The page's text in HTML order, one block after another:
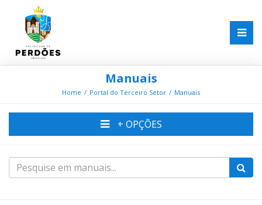
Manuais
Home Portal do Terceiro Setor Manuais
+ OPÇÕES